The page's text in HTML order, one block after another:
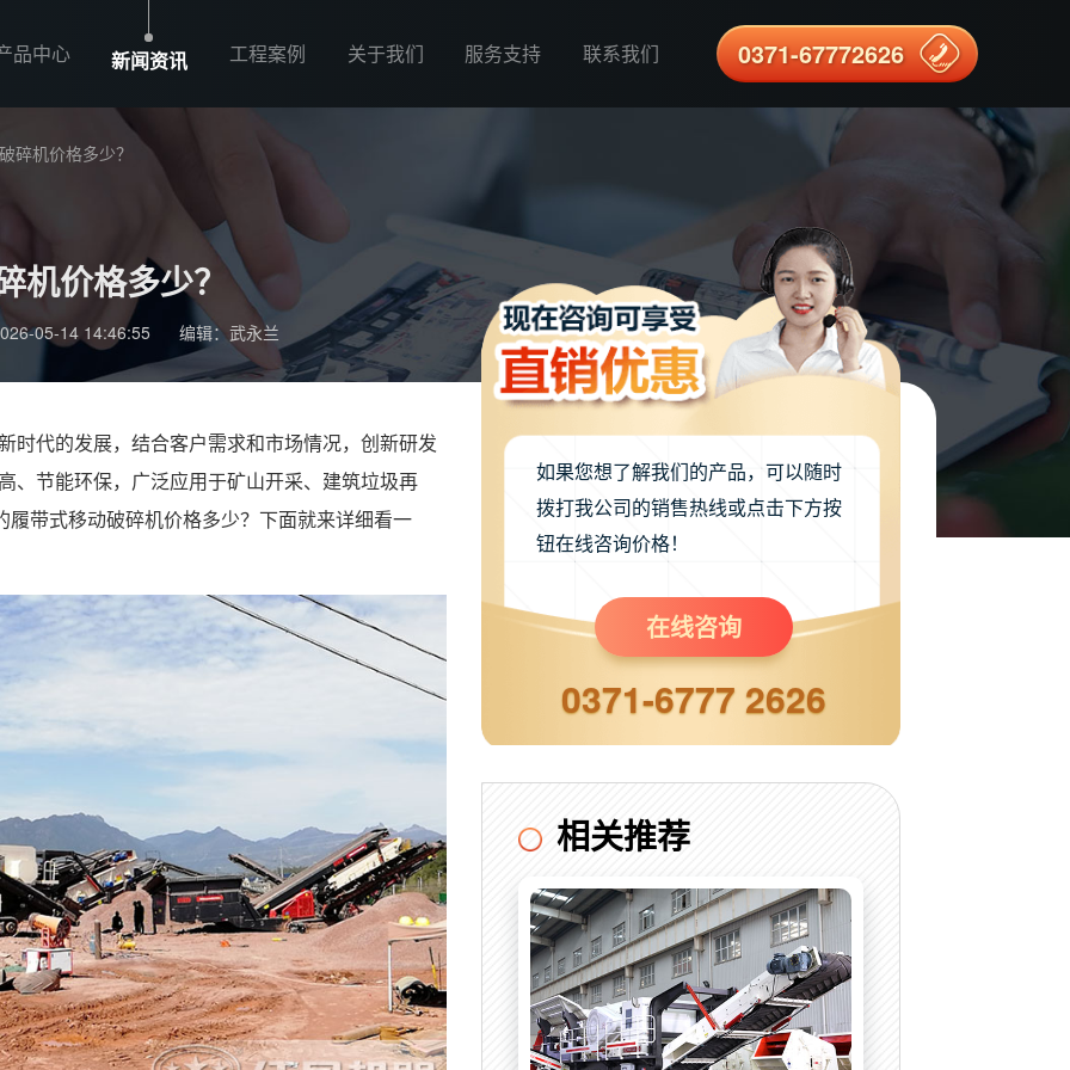
品中心 新闻资讯 工程案例 关于我们 服务支持 联系我们 0371-67772626
碎机价格多少？
机价格多少？
05-14 14:46:55 编辑：武永兰
时代的发展，结合客户需求和市场情况，创新研发
、节能环保，广泛应用于矿山开采、建筑垃圾再
带式移动破碎机价格多少？下面就来详细看一
如果您想了解我们的产品，可以随时
拨打我公司的销售热线或点击下方按
钮在线咨询价格！
在线咨询
0371-6777 2626
相关推荐